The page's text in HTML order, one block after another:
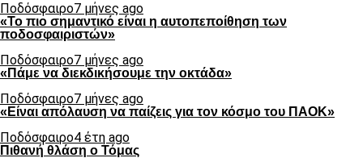
Ποδόσφαιρο7 μήνες ago
«Το πιο σημαντικό είναι η αυτοπεποίθηση των
ποδοσφαιριστών»
Ποδόσφαιρο7 μήνες ago
«Πάμε να διεκδικήσουμε την οκτάδα»
Ποδόσφαιρο7 μήνες ago
«Είναι απόλαυση να παίζεις για τον κόσμο του ΠΑΟΚ»
Ποδόσφαιρο4 έτη ago
Πιθανή θλάση ο Τόμας